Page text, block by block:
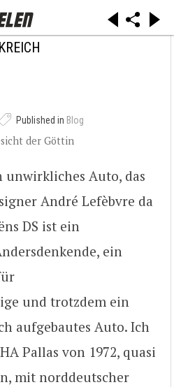
Published in Blog
der Göttin
unwirkliches Auto, das
André Lefèbvre da
DS ist ein
ein
und trotzdem ein
aufgebautes Auto. Ich
Pallas von 1972, quasi
mit norddeutscher